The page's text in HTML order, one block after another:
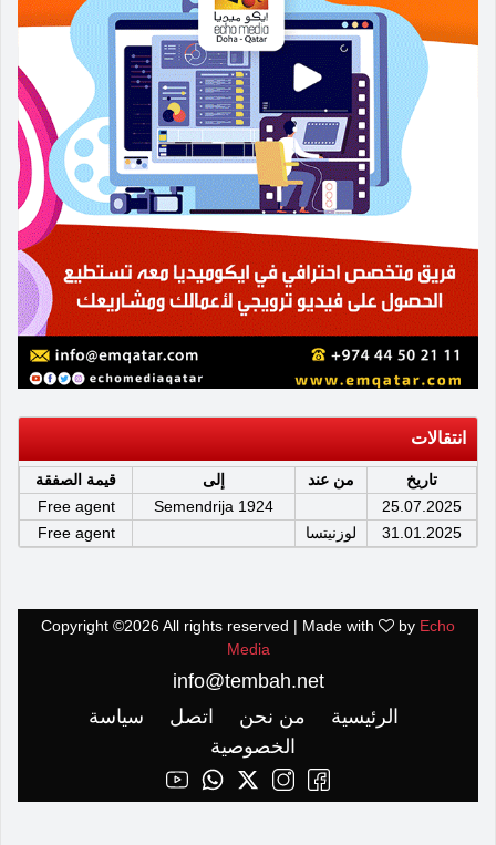
انتقالات
تاريخ من عند إلى
قيمة الصفقة
25.07.2025
Semendrija 1924
Free agent
31.01.2025
لوزنيتسا Free agent
Copyright ©2026 All rights reserved | Made with by Echo
Media
info@tembah.net
الرئيسية
من نحن اتصل
سياسة
الخصوصية